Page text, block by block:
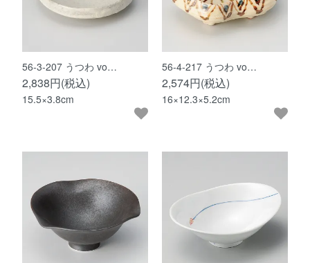
56-3-207 うつわ vo…
2,838円(税込)
15.5×3.8cm
56-4-217 うつわ vo…
2,574円(税込)
16×12.3×5.2cm